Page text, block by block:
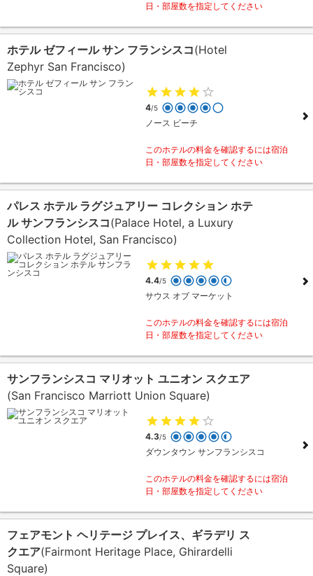
日・部屋数を指定してください
ホテル ゼフィール サン フランシスコ(Hotel
Zephyr San Francisco)
4/5
ノース ビーチ
このホテルの料金を確認するには宿泊
日・部屋数を指定してください
パレス ホテル ラグジュアリー コレクション ホテ
ル サンフランシスコ(Palace Hotel, a Luxury
Collection Hotel, San Francisco)
4.4/5
サウス オブ マーケット
このホテルの料金を確認するには宿泊
日・部屋数を指定してください
サンフランシスコ マリオット ユニオン スクエア
(San Francisco Marriott Union Square)
4.3/5
ダウンタウン サンフランシスコ
このホテルの料金を確認するには宿泊
日・部屋数を指定してください
フェアモント ヘリテージ プレイス、ギラデリ ス
クエア(Fairmont Heritage Place, Ghirardelli
Square)